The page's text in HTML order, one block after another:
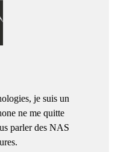
je suis un
ne me quitte
parler des NAS